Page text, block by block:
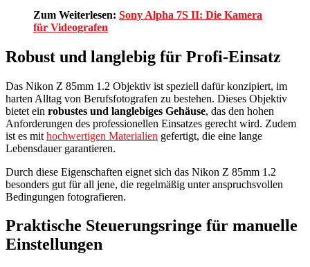
Zum Weiterlesen: Sony Alpha 7S II: Die Kamera
für Videografen
Robust und langlebig für Profi-Einsatz
Das Nikon Z 85mm 1.2 Objektiv ist speziell dafür konzipiert, im
harten Alltag von Berufsfotografen zu bestehen. Dieses Objektiv
bietet ein robustes und langlebiges Gehäuse, das den hohen
Anforderungen des professionellen Einsatzes gerecht wird. Zudem
ist es mit hochwertigen Materialien gefertigt, die eine lange
Lebensdauer garantieren.
Durch diese Eigenschaften eignet sich das Nikon Z 85mm 1.2
besonders gut für all jene, die regelmäßig unter anspruchsvollen
Bedingungen fotografieren.
Praktische Steuerungsringe für manuelle
Einstellungen